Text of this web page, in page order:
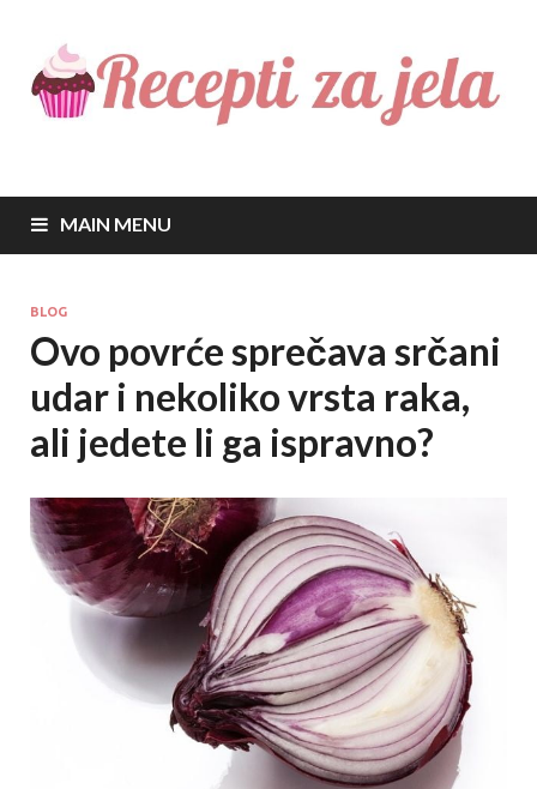
Recepti za jela
MAIN MENU
BLOG
Ovo povrće sprečava srčani
udar i nekoliko vrsta raka,
ali jedete li ga ispravno?